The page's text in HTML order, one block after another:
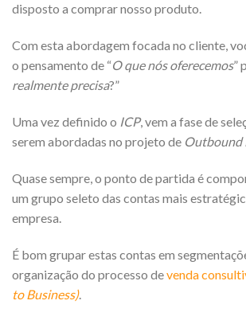
disposto a comprar nosso produto.
Com esta abordagem focada no cliente,
o pensamento de “O que nós oferecemos”
realmente precisa?”
Uma vez definido o ICP, vem a fase de
serem abordadas no projeto de Outbound
Quase sempre, o ponto de partida é
um grupo seleto das contas mais
empresa.
É bom grupar estas contas em
organização do processo devenda
to Business).